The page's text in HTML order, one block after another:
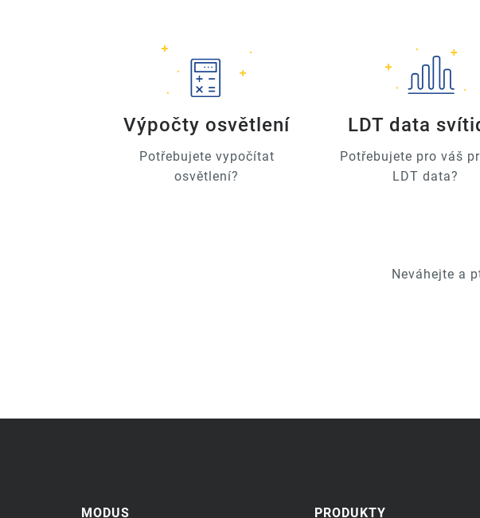
Výpočty osvětlení
Potřebujete vypočítat
osvětlení?
LDT data
Potřebujete pro váš
LDT data?
Neváhejte a
MODUS PRODUKTY